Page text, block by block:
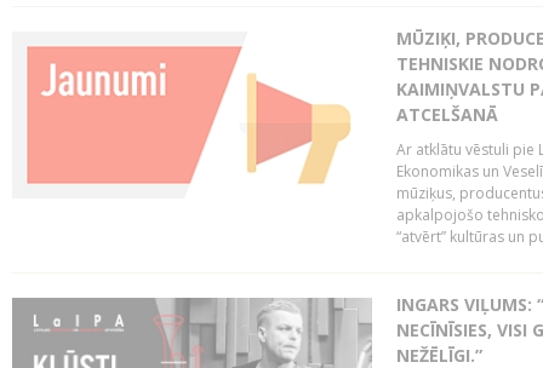
MŪZIĶI,
TEHNISKIE
KAIMIŅVALSTU
ATCELŠANĀ
Ar atklātu vēstuli pie
Ekonomikas un
mūziķus,
apkalpojošo
“atvērt” kultūras un
INGARS VIĻUMS:
NECĪNĪSIES, VISI
NEŽĒLĪGI.”